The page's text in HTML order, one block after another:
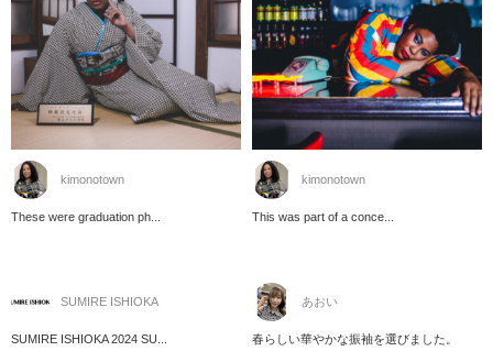
kimonotown
These were graduation ph...
kimonotown
This was part of a conce...
SUMIRE ISHIOKA
SUMIRE ISHIOKA 2024 SU...
あおい
春らしい華やかな振袖を選びました。